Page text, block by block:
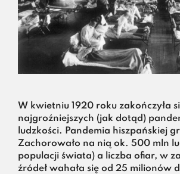
W kwietniu 1920 roku zakończyła
najgroźniejszych (jak dotąd)
ludzkości. Pandemia hiszpańskiej
Zachorowało na nią ok. 500 mln
populacji świata) a liczba ofiar, w
źródeł wahała się od 25 milionów